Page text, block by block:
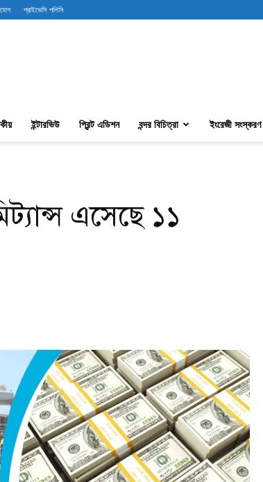
প্রাইভেসি পলিসি
ইন্টারভিউ প্রিন্ট এডিশন বন্দর বিচিত্রা ইংরেজী সংস্করণ
এসেছে ১১